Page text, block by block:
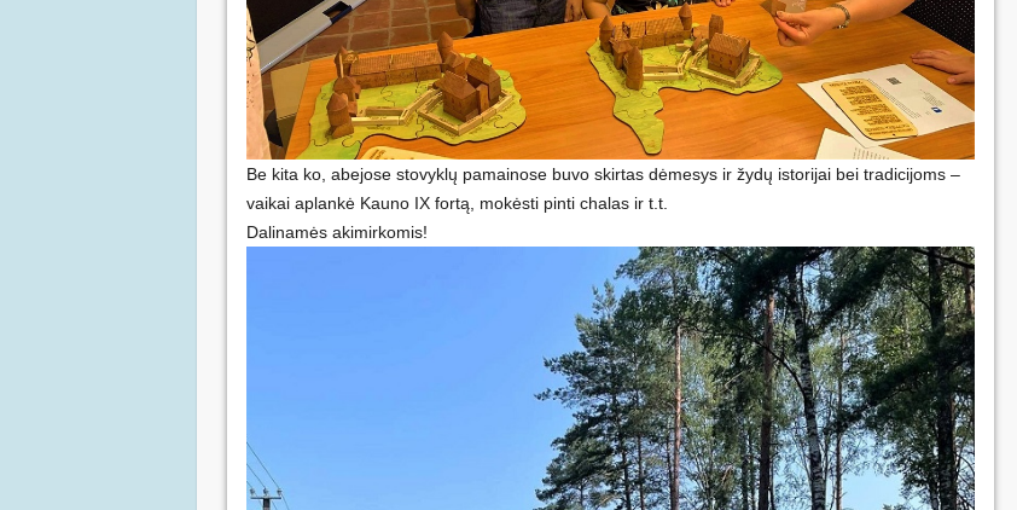
Be kita ko, abejose stovyklų pamainose buvo skirtas dėmesys ir žydų istorijai bei tradicijoms –
vaikai aplankė Kauno IX fortą, mokėsti pinti chalas ir t.t.
Dalinamės akimirkomis!